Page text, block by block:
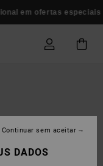
em ofertas especiais
DADOS
Continuar sem aceitar